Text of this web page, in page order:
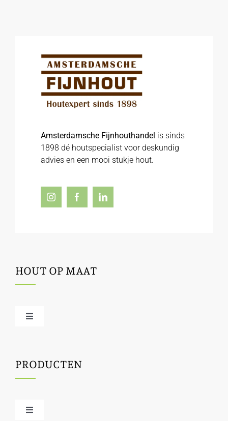
Amsterdamsche Fijnhouthandel is sinds
1898 dé houtspecialist voor deskundig
advies en een mooi stukje hout.
HOUT OP MAAT
Toggle
Houtbewerking
Houtinfo
PRODUCTEN
Toggle